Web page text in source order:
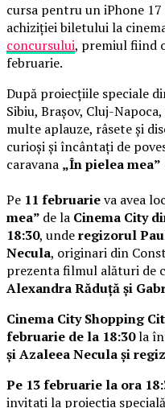
cursa pentru un iPhone
achiziției biletului la
concursului, premiul fiind
februarie.
După proiecțiile speciale
Sibiu, Brașov, Cluj-
multe aplauze, râsete și
curioși și încântați de
caravana „În pielea mea”
Pe 11 februarieva avea
mea” de la Cinema City
18:30, underegizorul
Necula, originari din
prezenta filmul alături de
Alexandra Răduță și
Cinema City Shopping
februarie de la 18:30la
și Azaleea Necula și
Pe 13 februarie la ora
invitați la proiecția